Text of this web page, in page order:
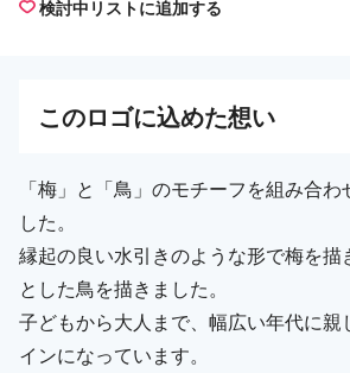
検討中リストに追加する
このロゴに込めた想い
「梅」と「鳥」のモチーフを組み合
した。
縁起の良い水引きのような形で梅を描
とした鳥を描きました。
子どもから大人まで、幅広い年代に
インになっています。